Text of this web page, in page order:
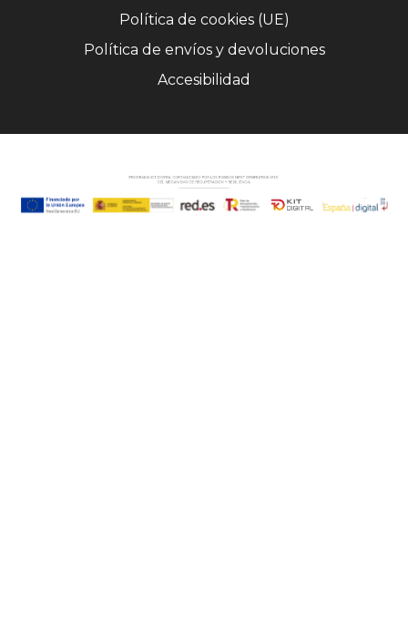
Política de cookies (UE)
Política de envíos y devoluciones
Accesibilidad